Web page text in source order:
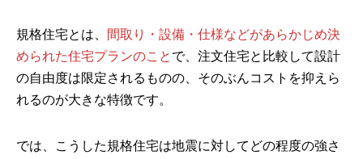
規格住宅とは、
間取り・設備・仕様などがあらかじめ決
められた住宅プランのこと で、注文住宅と比較して設計
の自由度は限定されるものの、そのぶんコストを抑えら
れるのが大きな特徴です。
では、こうした規格住宅は地震に対してどの程度の強さ